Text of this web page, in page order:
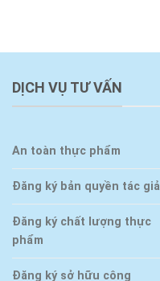
DỊCH VỤ TƯ VẤN
An toàn thực phẩm
Đăng ký bản quyền tác giả
Đăng ký chất lượng thực
phẩm
Đăng ký sở hữu công